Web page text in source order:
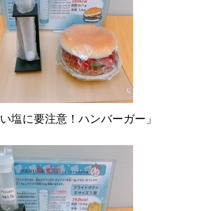
い塩に要注意！ハンバーガー」